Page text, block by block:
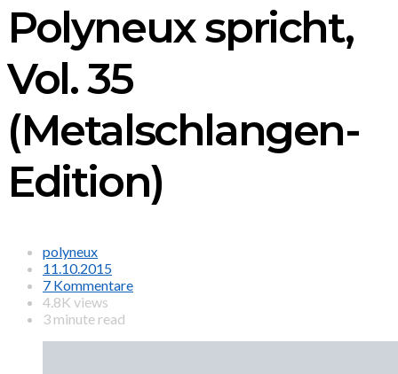
Polyneux spricht,
Vol. 35
(Metalschlangen-
Edition)
polyneux
11.10.2015
7 Kommentare
4.8K views
3 minute read